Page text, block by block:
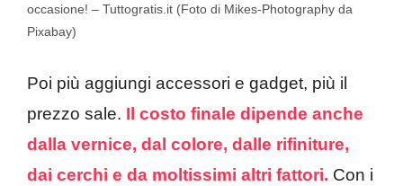
occasione! – Tuttogratis.it (Foto di Mikes-Photography da
Pixabay)
Poi più aggiungi accessori e gadget, più il
prezzo sale. Il costo finale dipende anche
dalla vernice, dal colore, dalle rifiniture,
dai cerchi e da moltissimi altri fattori. Con i